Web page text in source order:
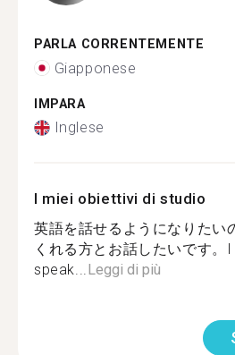
PARLA CORRENTEMENTE
Giapponese
IMPARA
Inglese
I miei obiettivi di studio
英語を話せるようになりたい
くれる方とお話したいです
speak...Leggi di più